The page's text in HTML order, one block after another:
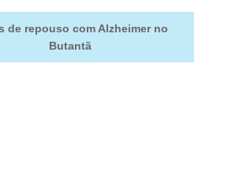
de repouso com Alzheimer no
Butantã